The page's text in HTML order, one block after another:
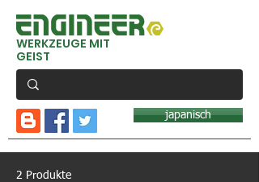
WERKZEUGE MIT
GEIST
japanisch
2 Produkte